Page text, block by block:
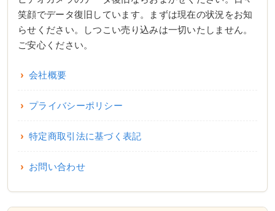
笑顔でデータ復旧しています。まずは現在の状況をお知
らせください。しつこい売り込みは一切いたしません。
ご安心ください。
会社概要
プライバシーポリシー
特定商取引法に基づく表記
お問い合わせ